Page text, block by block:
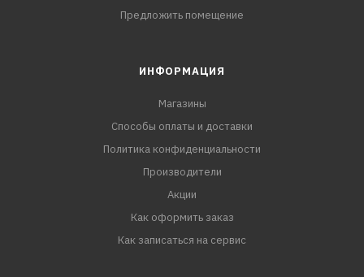
Предложить помещение
ИНФОРМАЦИЯ
Магазины
Способы оплаты и доставки
Политика конфиденциальности
Производители
Акции
Как оформить заказ
Как записаться на сервис